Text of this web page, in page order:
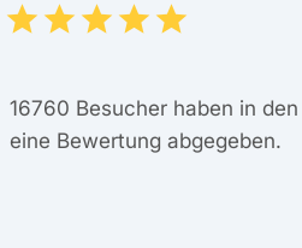
16760 Besucher haben in
eine Bewertung abgegeben.